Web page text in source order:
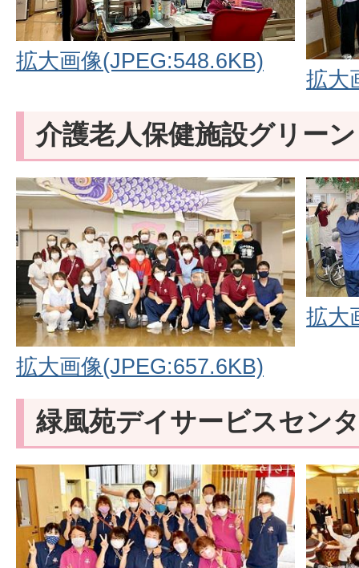
拡大画像(JPEG:548.6KB)
拡大
介護老人保健施設グリー
拡大画像(JPEG:657.6KB)
拡大
緑風苑デイサービスセン